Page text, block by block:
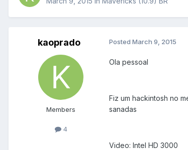
kaoprado
Members
4
Posted March 9, 2015
Ola pessoal
Fiz um hackintosh no
sanadas
Video: Intel HD 3000